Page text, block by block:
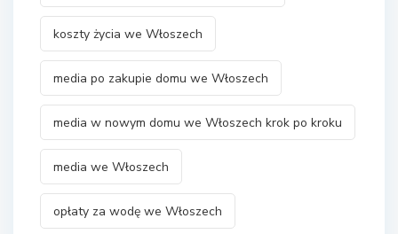
koszty życia we Włoszech
media po zakupie domu we Włoszech
media w nowym domu we Włoszech krok po kroku
media we Włoszech
opłaty za wodę we Włoszech